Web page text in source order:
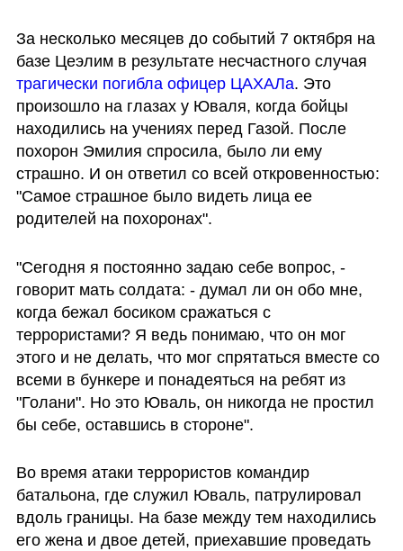
За несколько месяцев до событий 7 октября на
трагически погибла офицер ЦАХАЛа. Это
произошло на глазах у Юваля, когда бойцы
находились на учениях перед Газой. После
похорон Эмилия спросила, было ли ему
страшно. И он ответил со всей откровенностью:
"Самое страшное было видеть лица ее
родителей на похоронах".
"Сегодня я постоянно задаю себе вопрос, -
говорит мать солдата: - думал ли он обо мне,
когда бежал босиком сражаться с
террористами? Я ведь понимаю, что он мог
этого и не делать, что мог спрятаться вместе со
всеми в бункере и понадеяться на ребят из
"Голани". Но это Юваль, он никогда не простил
бы себе, оставшись в стороне".
Во время атаки террористов командир
батальона, где служил Юваль, патрулировал
вдоль границы. На базе между тем находились
его жена и двое детей, приехавшие проведать